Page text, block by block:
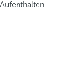
Aufenthalten